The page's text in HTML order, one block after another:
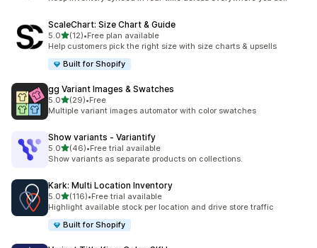
ScaleChart: Size Chart & Guide
5.0เต็ม 5 ดาว
(12)
ทั้งหมด 12 รีวิว
•Free plan available
Help customers pick the right size with size charts & upsells
Built for Shopify
gg Variant Images & Swatches
5.0เต็ม 5 ดาว
(29)
ทั้งหมด 29 รีวิว
•Free
Multiple variant images automator with color swatches
Show variants ‑ Variantify
5.0เต็ม 5 ดาว
(46)
ทั้งหมด 46 รีวิว
•Free trial available
Show variants as separate products on collections.
Kark: Multi Location Inventory
5.0เต็ม 5 ดาว
(116)
ทั้งหมด 116 รีวิว
•Free trial available
Highlight available stock per location and drive store traffic
Built for Shopify